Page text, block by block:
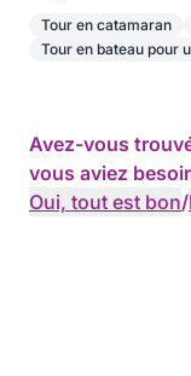
Tour en catamaran
Tour en bateau pour
Avez-vous
vous aviez
Oui, tout est bon/